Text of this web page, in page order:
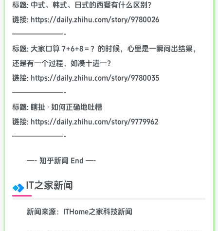
标题: 中式、韩式、日式的西餐有什么区别？
链接: https://daily.zhihu.com/story/9780026
———————-
标题: 大家口算 7+6+8＝？的时候，心里是一瞬间出结果，
还是有一个过程，如凑十进一？
链接: https://daily.zhihu.com/story/9780035
———————-
标题: 瞎扯 · 如何正确地吐槽
链接: https://daily.zhihu.com/story/9779962
———————-
—- 知乎新闻 End —-
IT之家新闻
新闻来源：ITHome之家科技新闻